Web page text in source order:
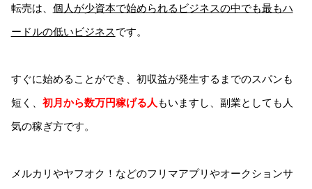
転売は、 個人が少資本で始められるビジネスの中でも最もハ
ードルの低いビジネスです。
すぐに始めることができ、初収益が発生するまでのスパンも
短く、 初月から数万円稼げる人もいますし、副業としても人
気の稼ぎ方です。
メルカリやヤフオク！などのフリマアプリやオークションサ